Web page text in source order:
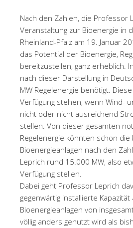
Nach den Zahlen, die Professor
Veranstaltung zur Bioenergie in
Rheinland-Pfalz am 19. Januar
das Potential der Bioenergie,
bereitzustellen, ganz erheblich.
nach dieser Darstellung in
MW Regelenergie benötigt.
Verfügung stehen, wenn Wind-
nicht oder nicht ausreichend
stellen. Von dieser gesamten
Regelenergie könnten schon
Bioenergieanlagen nach den
Leprich rund 15.000 MW, also
Verfügung stellen.
Dabei geht Professor Leprich
gegenwärtig installierte Kapazität
Bioenergieanlagen von
völlig anders genutzt wird als